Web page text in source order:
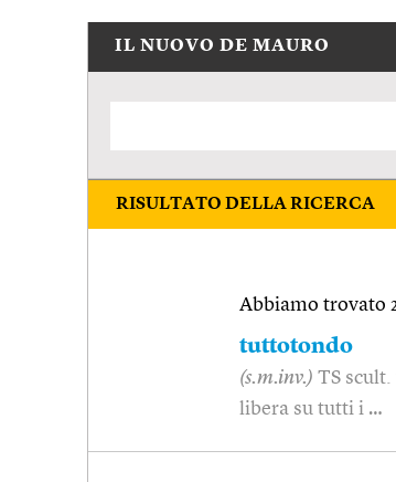
IL NUOVO DE MAURO
RISULTATO DELLA RICERCA
Abbiamo trovato
tuttotondo
(s.m.inv.) TS
libera su tutti i …